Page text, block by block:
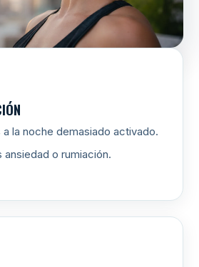
a la noche demasiado activado.
ansiedad o rumiación.